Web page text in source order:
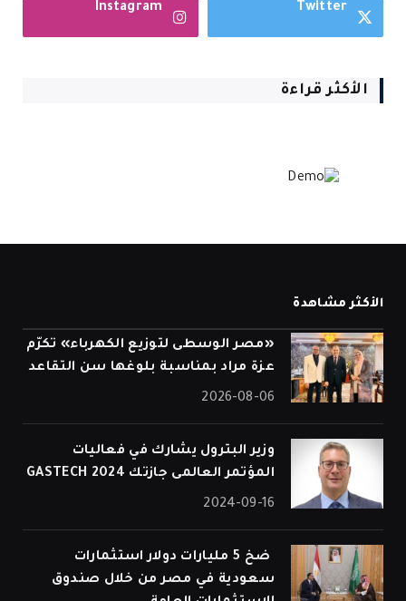
Twitter
Instagram
الأكثر قراءة
الأكثر مشاهدة
«مصر الوسطى لتوزيع الكهرباء» تكرّم
عزة مراد بمناسبة بلوغها سن التقاعد
2026-08-06
وزير البترول يشارك في فعاليات
المؤتمر العالمى جازتك 2024 GASTECH
2024-09-16
⁠ ضخ 5 مليارات دولار استثمارات
سعودية في مصر من خلال صندوق